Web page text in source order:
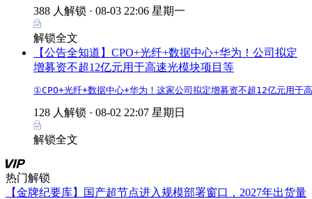
388 人解锁 · 08-03 22:06 星期一
解锁全文
【公告全知道】CPO+光纤+数据中心+华为！公司拟定
增募资不超12亿元用于高速光模块项目等
①CPO+光纤+数据中心+华为！这家公司拟定增募资不超12亿元用
128 人解锁 · 08-02 22:07 星期日
解锁全文
热门解锁
【金牌纪要库】国产超节点进入规模部署窗口，2027年出货量